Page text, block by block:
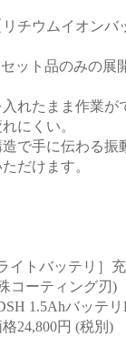
チウムイオンバ
ット品のみの展
れたまま作業
にくい。
で手に伝わる
だけます。
イトバッテリ］
コーティング刃)
1.5Ahバッテ
24,800円 (税別)